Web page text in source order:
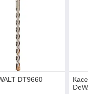
DT9660